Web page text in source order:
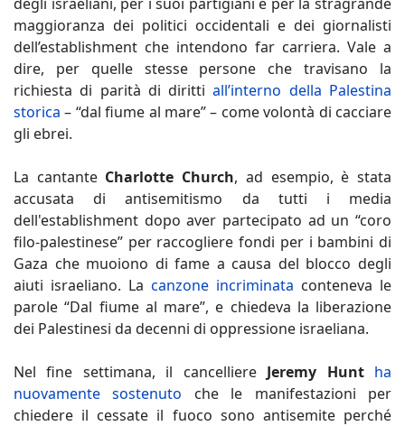
maggioranza dei politici occidentali e dei giornalisti
dell’establishment che intendono far carriera. Vale a
dire, per quelle stesse persone che travisano la
richiesta di parità di dirittiall’interno della Palestina
storica – “dal fiume al mare” – come volontà di cacciare
gli ebrei.
La cantante Charlotte Church, ad esempio, è stata
accusata di antisemitismo da tutti i media
dell'establishment dopo aver partecipato ad un “coro
filo-palestinese” per raccogliere fondi per i bambini di
Gaza che muoiono di fame a causa del blocco degli
aiuti israeliano. La canzone incriminata conteneva le
parole “Dal fiume al mare”, e chiedeva la liberazione
dei Palestinesi da decenni di oppressione israeliana.
Nel fine settimana, il cancelliere Jeremy Hunt ha
nuovamente sostenuto che le manifestazioni per
chiedere il cessate il fuoco sono antisemite perché